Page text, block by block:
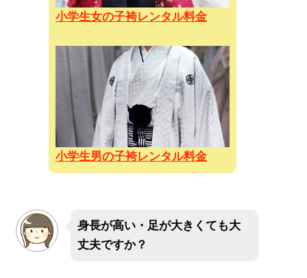
小学生女の子袴レンタル料金
小学生男の子袴レンタル料金
身長が高い・足が大きくても大
丈夫ですか？